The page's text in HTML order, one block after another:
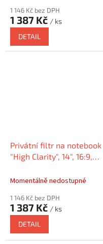
1 146 Kč bez DPH
1 387 Kč / ks
DETAIL
Privátní filtr na notebook
"High Clarity", 14", 16:9,
Momentálně nedostupné
1 146 Kč bez DPH
1 387 Kč / ks
DETAIL